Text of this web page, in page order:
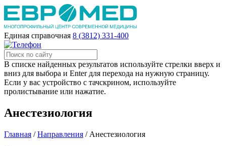
Единая справочная 8 (3812) 331-400
В списке найденных результатов используйте стрелки вверх и
вниз для выбора и Enter для перехода на нужную страницу.
Если у вас устройство с тачскрином, используйте
пролистывание или нажатие.
Анестезиология
Главная /Направления / Анестезиология